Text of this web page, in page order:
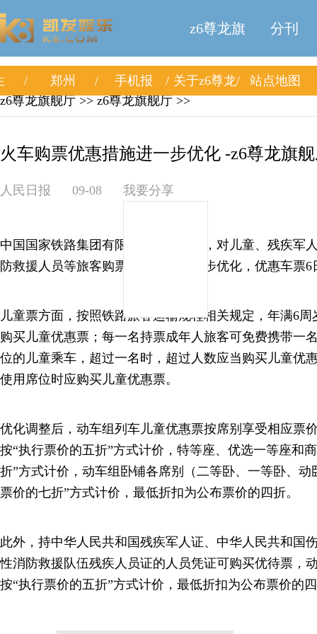
z6尊龙旗
舰厅
分刊
郑州 手机报 关于z6尊龙
站点地图
z6尊龙旗舰厅 >> z6尊龙旗舰厅 >>
火车购票优惠措施进一步优化 -z6尊龙旗
人民日报 09-08 我要分享
中国国家铁路集团有限公司日前宣布，对儿童、残疾军
防救援人员等旅客购票优惠措施进一步优化，优惠车票6
儿童票方面，按照铁路旅客运输规程相关规定，年满6
购买儿童优惠票；每一名持票成年人旅客可免费携带一
位的儿童乘车，超过一名时，超过人数应当购买儿童优
使用席位时应购买儿童优惠票。
优化调整后，动车组列车儿童优惠票按席别享受相应票
按“执行票价的五折”方式计价，特等座、优选一等座和
折”方式计价，动车组卧铺各席别（二等卧、一等卧、动
票价的七折”方式计价，最低折扣为公布票价的四折。
此外，持中华人民共和国残疾军人证、中华人民共和国
性消防救援队伍残疾人员证的人员凭证可购买优待票，
按“执行票价的五折”方式计价，最低折扣为公布票价的